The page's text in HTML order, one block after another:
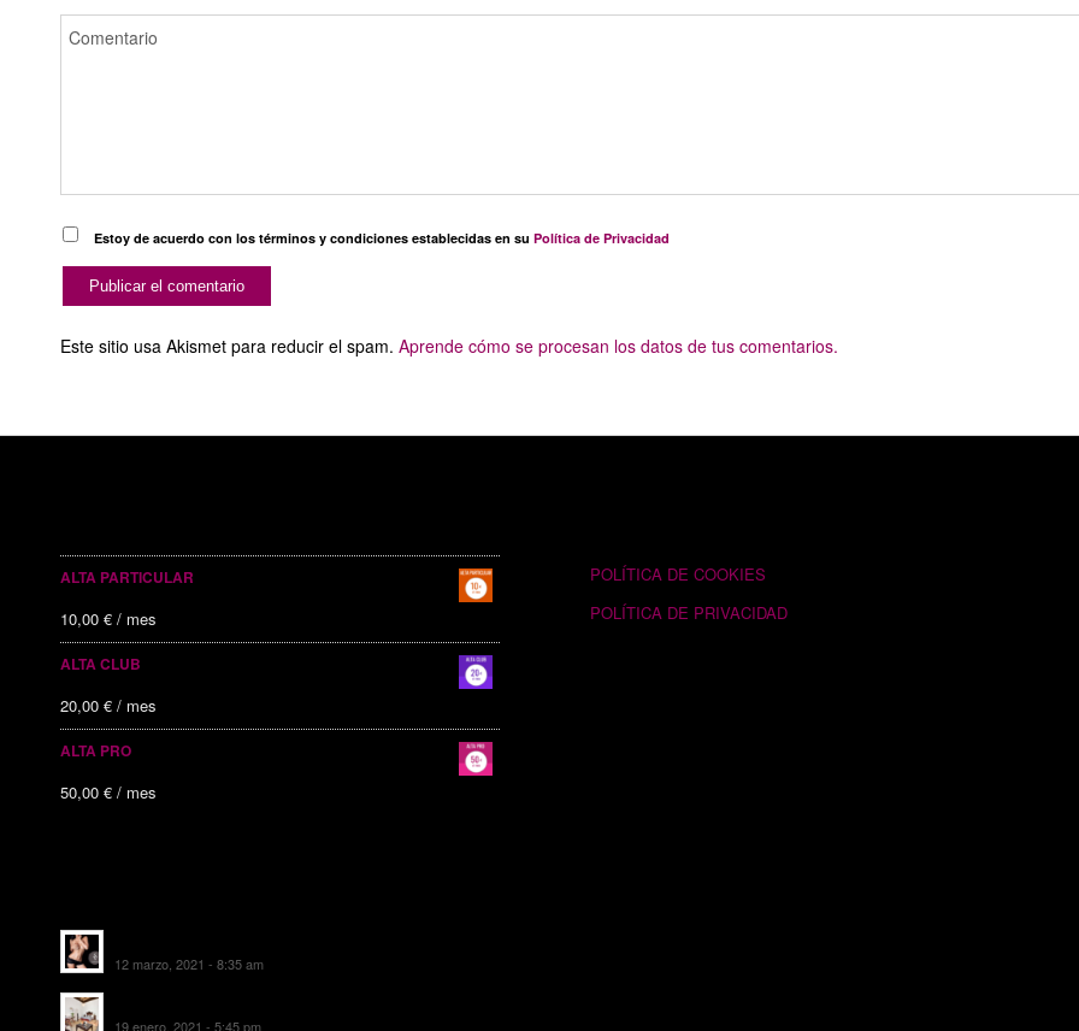
Estoy de acuerdo con los términos y condiciones establecidas en su Política de Privacidad
Este sitio usa Akismet para reducir el spam. Aprende cómo se procesan los datos de tus comentarios.
ALTA PARTICULAR
10,00 € / mes
ALTA CLUB
20,00 € / mes
ALTA PRO
50,00 € / mes
12 marzo, 2021 - 8:35 am
19 enero, 2021 - 5:45 pm
POLÍTICA DE COOKIES
POLÍTICA DE PRIVACIDAD